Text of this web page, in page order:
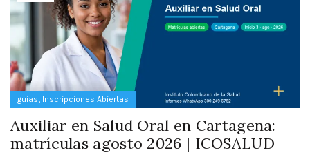
guias, Inscripciones Abiertas
Auxiliar en Salud Oral en Cartagena:
matrículas agosto 2026 | ICOSALUD